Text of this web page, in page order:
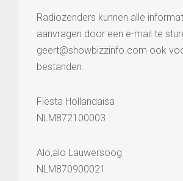
Radiozenders kunnen alle
aanvragen door een e-mail te
geert@showbizzinfo.com ook
bestanden.
Fiësta Hollandaisa
NLM872100003
Alo,alo Lauwersoog
NLM870900021